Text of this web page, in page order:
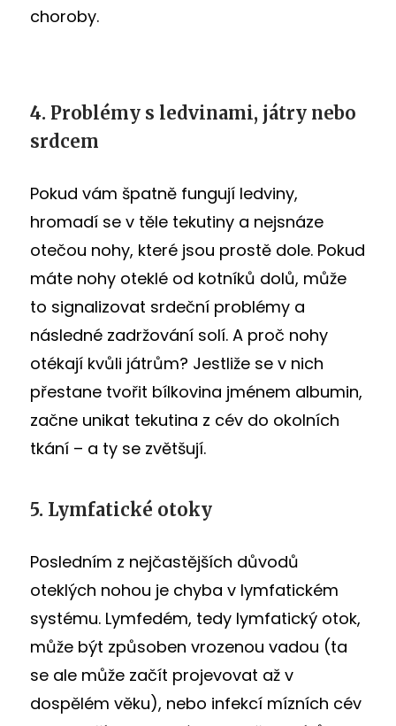
choroby.
4. Problémy s ledvinami, játry nebo
srdcem
Pokud vám špatně fungují ledviny,
hromadí se v těle tekutiny a nejsnáze
otečou nohy, které jsou prostě dole. Pokud
máte nohy oteklé od kotníků dolů, může
to signalizovat srdeční problémy a
následné zadržování solí. A proč nohy
otékají kvůli játrům? Jestliže se v nich
přestane tvořit bílkovina jménem albumin,
začne unikat tekutina z cév do okolních
tkání – a ty se zvětšují.
5. Lymfatické otoky
Posledním z nejčastějších důvodů
oteklých nohou je chyba v lymfatickém
systému. Lymfedém, tedy lymfatický otok,
může být způsoben vrozenou vadou (ta
se ale může začít projevovat až v
dospělém věku), nebo infekcí mízních cév